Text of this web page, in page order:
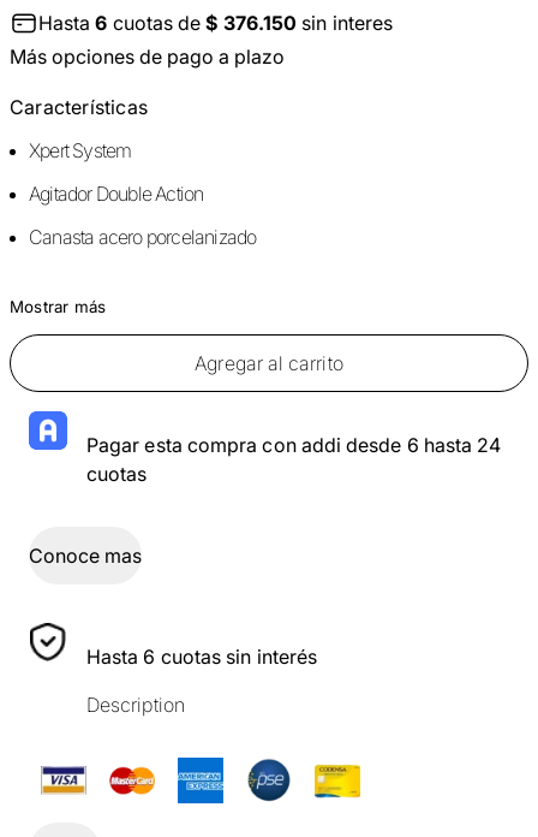
Hasta6 cuotas de$ 376.150 sin interes
Más opciones de pago a plazo
Características
Xpert System
Agitador Double Action
Canasta acero porcelanizado
Mostrar más
Agregar al carrito
Pagar esta compra con addi desde 6 hasta 24
cuotas
Conoce mas
Hasta 6 cuotas sin interés
Description